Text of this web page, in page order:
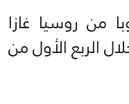
من روسيا غازا
يورو خلال الربع الأول من